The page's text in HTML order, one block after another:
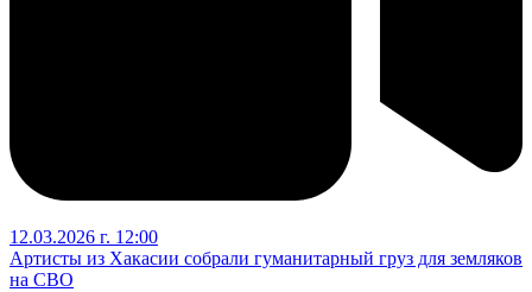
12.03.2026 г. 12:00
Артисты из Хакасии собрали гуманитарный груз для земляков
на СВО